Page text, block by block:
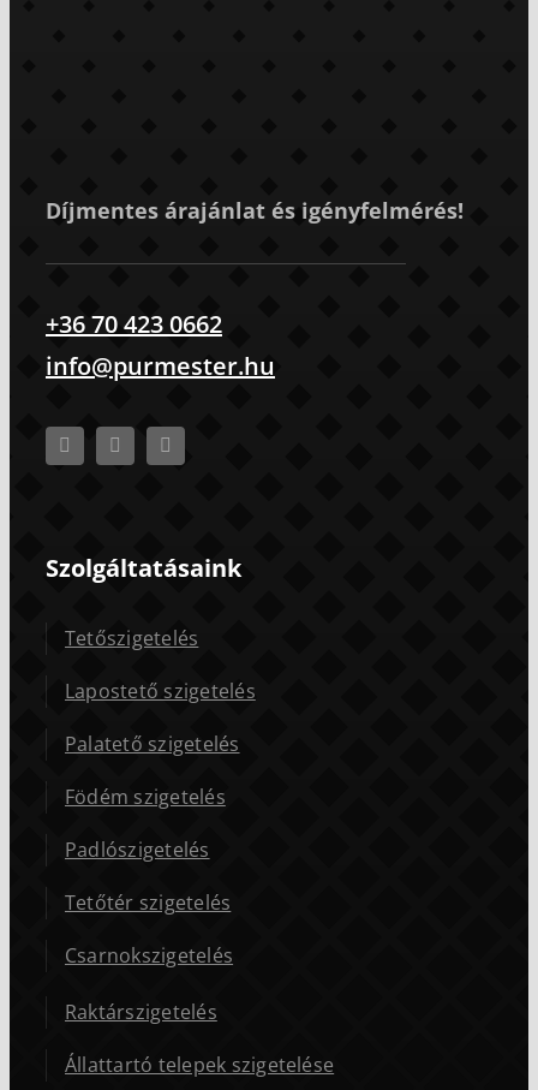
Díjmentes árajánlat és igényfelmérés!
+36 70 423 0662
info@purmester.hu
Szolgáltatásaink
Tetőszigetelés
Lapostető szigetelés
Palatető szigetelés
Födém szigetelés
Padlószigetelés
Tetőtér szigetelés
Csarnokszigetelés
Raktárszigetelés
Állattartó telepek szigetelése